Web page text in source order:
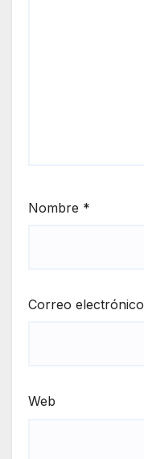
Nombre *
Correo electrónico
Web